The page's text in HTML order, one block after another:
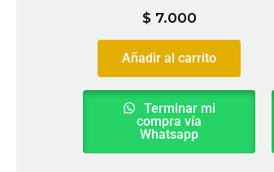
$7.000
Añadir al carrito
Terminar mi
compra vía
Whatsapp